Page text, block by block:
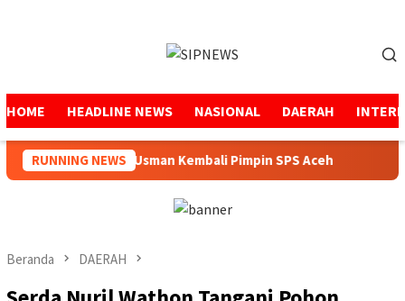
HOME HEADLINE NEWS NASIONAL DAERAH
RUNNING NEWS
Mukhtaruddin Usman Kembali Pimpin SPS Aceh
Beranda DAERAH